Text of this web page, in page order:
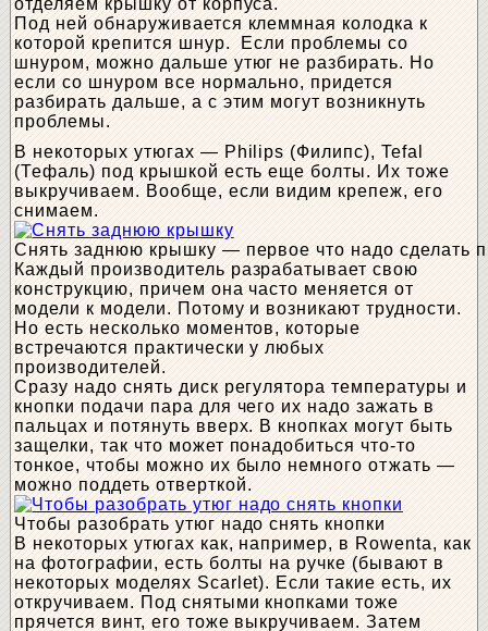
отделяем крышку от корпуса.
Под ней обнаруживается клеммная колодка к
которой крепится шнур. Если проблемы со
шнуром, можно дальше утюг не разбирать. Но
если со шнуром все нормально, придется
разбирать дальше, а с этим могут возникнуть
проблемы.
В некоторых утюгах — Philips (Филипс), Tefal
(Тефаль) под крышкой есть еще болты. Их тоже
выкручиваем. Вообще, если видим крепеж, его
снимаем.
Снять заднюю крышку — первое что надо сделать
Каждый производитель разрабатывает свою
конструкцию, причем она часто меняется от
модели к модели. Потому и возникают трудности.
Но есть несколько моментов, которые
встречаются практически у любых
производителей.
Сразу надо снять диск регулятора температуры и
кнопки подачи пара для чего их надо зажать в
пальцах и потянуть вверх. В кнопках могут быть
защелки, так что может понадобиться что-то
тонкое, чтобы можно их было немного отжать —
можно поддеть отверткой.
Чтобы разобрать утюг надо снять кнопки
В некоторых утюгах как, например, в Rowenta, как
на фотографии, есть болты на ручке (бывают в
некоторых моделях Scarlet). Если такие есть, их
откручиваем. Под снятыми кнопками тоже
прячется винт, его тоже выкручиваем. Затем